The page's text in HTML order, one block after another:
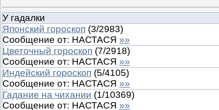
У гадалки
Японский гороскоп (3/2983)
Сообщение от: НАСТАСЯ »»
Цветочный гороскоп (7/2918)
Сообщение от: НАСТАСЯ »»
Индейский гороскоп (5/4105)
Сообщение от: НАСТАСЯ »»
Гадание на чихании (1/10369)
Сообщение от: НАСТАСЯ »»